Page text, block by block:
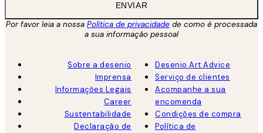
ENVIAR
Por favor leia a nossa Política de privacidade de como é processada
a sua informação pessoal
Sobre a desenio
Imprensa
Informações Legais
Career
Sustentabilidade
Declaração de
Desenio Art Advice
Serviço de clientes
Acompanhe a sua
encomenda
Condições de compra
Política de